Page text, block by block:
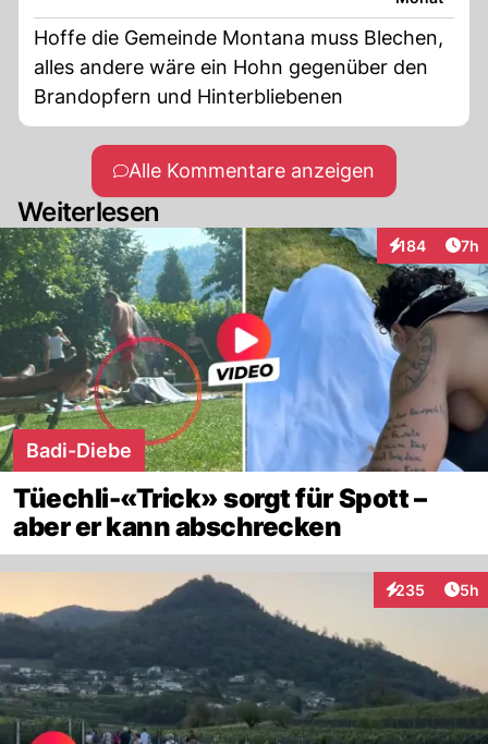
Hoffe die Gemeinde Montana muss Blechen,
alles andere wäre ein Hohn gegenüber den
Brandopfern und Hinterbliebenen
Alle Kommentare anzeigen
Weiterlesen
184
Interaktionen
7h
Badi-Diebe
Tüechli-«Trick» sorgt für Spott –
aber er kann abschrecken
235
Interaktionen
5h